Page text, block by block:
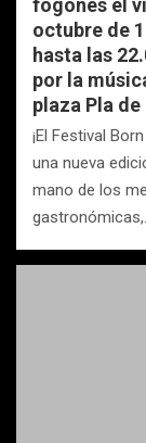
fogones el
octubre de
hasta las
por la
plaza Pla de
¡El Festival
una nueva
mano de los